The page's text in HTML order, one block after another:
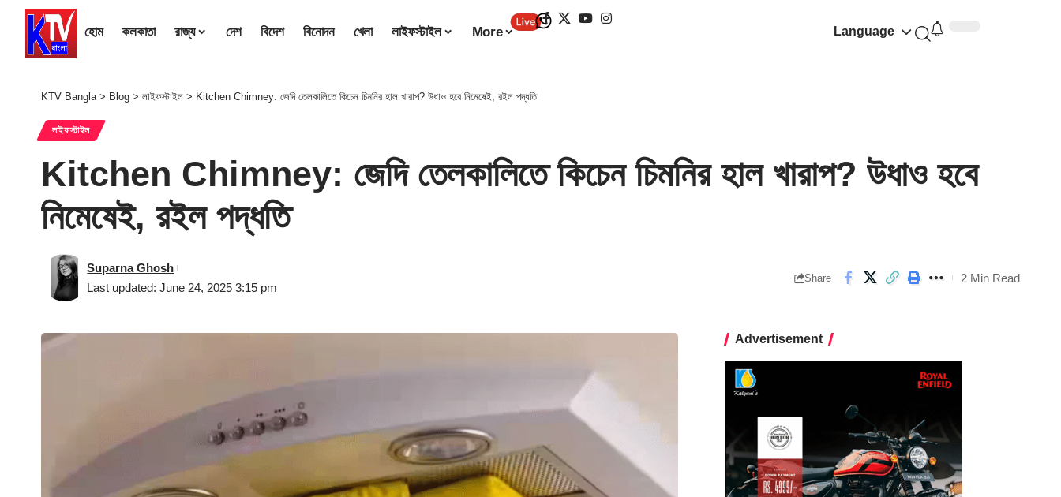
হোম কলকাতা রাজ্য দেশ বিদেশ বিনোদন খেলা লাইফস্টাইল More Language
KTV Bangla> Blog > লাইফস্টাইল > Kitchen Chimney: জেদি তেলকালিতে কিচেন চিমনির হাল খারাপ? উধাও হবে নিমেষেই, রইল পদ্ধতি
লাইফস্টাইল
Kitchen Chimney: জেদি তেলকালিতে কিচেন চিমনির হাল খারাপ? উধাও হবে
নিমেষেই, রইল পদ্ধতি
Last updated: June 24, 2025 3:15 pm
Suparna Ghosh
Share 2 Min Read
Advertisement